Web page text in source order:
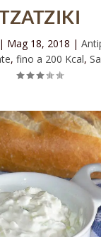
| Mag 18, 2018 |
, fino a 200 Kcal,